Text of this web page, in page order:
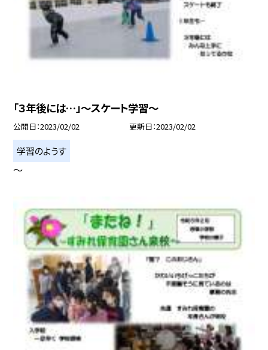
「３年後には…」〜スケート学習〜
公開日 2023/02/02 更新日 2023/02/02
学習のようす
〜